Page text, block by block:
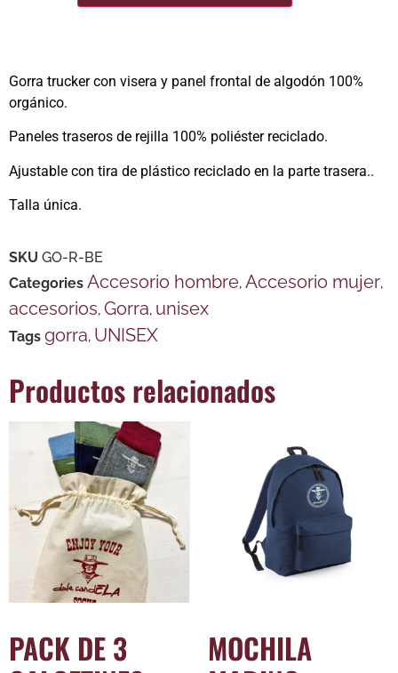
Gorra trucker con visera y panel frontal de algodón 100%
orgánico.
Paneles traseros de rejilla 100% poliéster reciclado.
Ajustable con tira de plástico reciclado en la parte trasera..
Talla única.
SKU GO-R-BE
Categories Accesorio hombre, Accesorio mujer,
accesorios, Gorra, unisex
Tags gorra, UNISEX
Productos relacionados
PACK DE 3
MOCHILA